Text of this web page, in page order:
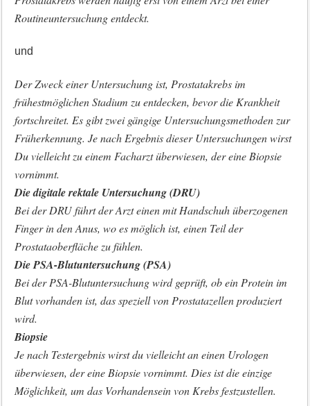
Routineuntersuchung entdeckt.
und
Der Zweck einer Untersuchung ist, Prostatakrebs im
frühestmöglichen Stadium zu entdecken, bevor die Krankheit
fortschreitet. Es gibt zwei gängige Untersuchungsmethoden zur
Früherkennung. Je nach Ergebnis dieser Untersuchungen wirst
Du vielleicht zu einem Facharzt überwiesen, der eine Biopsie
vornimmt.
Die digitale rektale Untersuchung (DRU)
Bei der DRU führt der Arzt einen mit Handschuh überzogenen
Finger in den Anus, wo es möglich ist, einen Teil der
Prostataoberfläche zu fühlen.
Die PSA-Blutuntersuchung (PSA)
Bei der PSA-Blutuntersuchung wird geprüft, ob ein Protein im
Blut vorhanden ist, das speziell von Prostatazellen produziert
wird.
Biopsie
Je nach Testergebnis wirst du vielleicht an einen Urologen
überwiesen, der eine Biopsie vornimmt. Dies ist die einzige
Möglichkeit, um das Vorhandensein von Krebs festzustellen.